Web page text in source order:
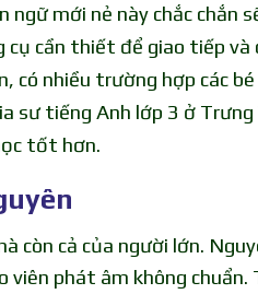
ngữ mới nẻ này chắc chắn
cụ cần thiết để giao tiếp và
có nhiều trường hợp các bé
sư tiếng Anh lớp 3 ở
tốt hơn.
còn cả của người lớn.
viên phát âm không chuẩn.